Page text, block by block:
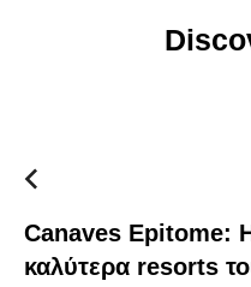
Canaves Epitome:
καλύτερα resorts